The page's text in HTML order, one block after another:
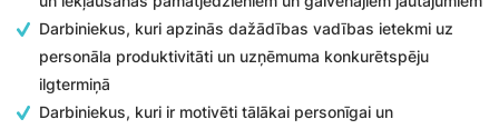
Darbiniekus, kuri apzinās dažādības vadības ietekmi uz
personāla produktivitāti un uzņēmuma konkurētspēju
ilgtermiņā
Darbiniekus, kuri ir motivēti tālākai personīgai un